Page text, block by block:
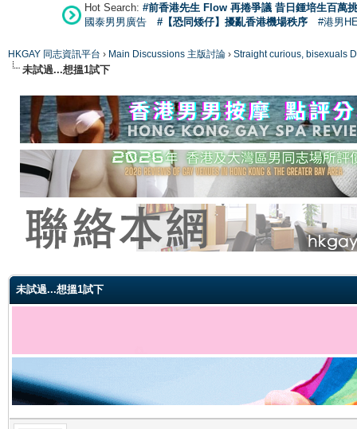
Hot Search: #前香港先生 Flow 再捲爭議 昔日鍾培生百萬
國泰男男廣告
#【恐同矮仔】擾亂香港機場秩序 #港男
HKGAY 同志資訊平台 › Main Discussions 主版討論 › Straight curious, bisexuals
未試過...想搵1試下
未試過...想搵1試下